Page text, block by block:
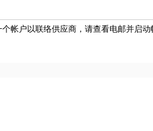
帐户以联络供应商，请查看电邮并启动